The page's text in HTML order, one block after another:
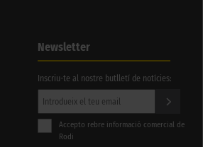
Newsletter
Inscriu-te al nostre butlletí de notícies:
Accepto rebre informació comercial de
Rodi